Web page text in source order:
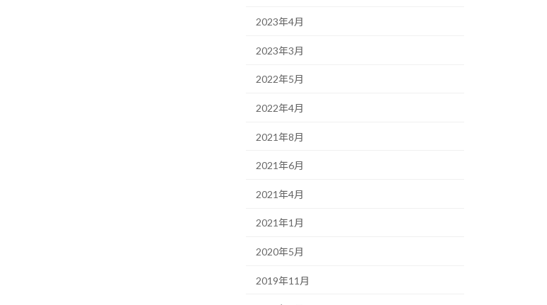
2023年4月
2023年3月
2022年5月
2022年4月
2021年8月
2021年6月
2021年4月
2021年1月
2020年5月
2019年11月